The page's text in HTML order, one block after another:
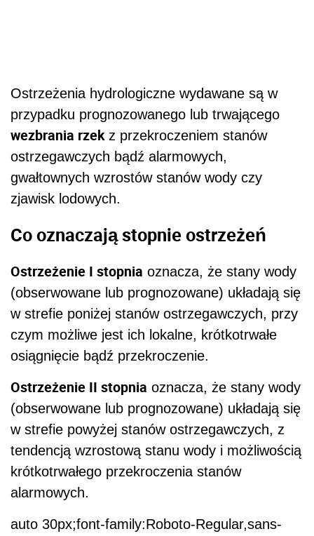
Ostrzeżenia hydrologiczne wydawane są w
przypadku prognozowanego lub trwającego
wezbrania rzek z przekroczeniem stanów
ostrzegawczych bądź alarmowych,
gwałtownych wzrostów stanów wody czy
zjawisk lodowych.
Co oznaczają stopnie ostrzeżeń
Ostrzeżenie I stopnia oznacza, że stany wody
(obserwowane lub prognozowane) układają się
w strefie poniżej stanów ostrzegawczych, przy
czym możliwe jest ich lokalne, krótkotrwałe
osiągnięcie bądź przekroczenie.
Ostrzeżenie II stopnia oznacza, że stany wody
(obserwowane lub prognozowane) układają się
w strefie powyżej stanów ostrzegawczych, z
tendencją wzrostową stanu wody i możliwością
krótkotrwałego przekroczenia stanów
alarmowych.
auto 30px;font-family:Roboto-Regular,sans-